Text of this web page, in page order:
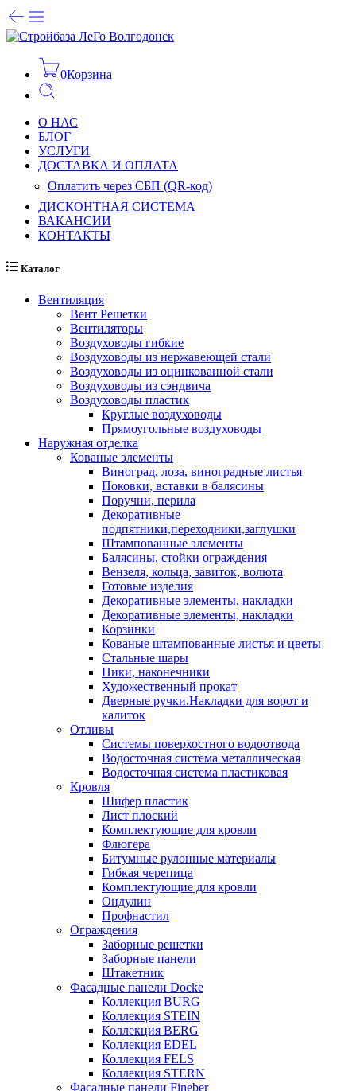
0Корзина
О НАС
БЛОГ
УСЛУГИ
ДОСТАВКА И ОПЛАТА
Оплатить через СБП (QR-код)
ДИСКОНТНАЯ СИСТЕМА
ВАКАНСИИ
КОНТАКТЫ
Каталог
Вентиляция
Вент Решетки
Вентиляторы
Воздуховоды гибкие
Воздуховоды из нержавеющей стали
Воздуховоды из оцинкованной стали
Воздуховоды из сэндвича
Воздуховоды пластик
Круглые воздуховоды
Прямоугольные воздуховоды
Наружная отделка
Кованые элементы
Виноград, лоза, виноградные листья
Поковки, вставки в балясины
Поручни, перила
Декоративные
подпятники,переходники,заглушки
Штампованные элементы
Балясины, стойки ограждения
Вензеля, кольца, завиток, волюта
Готовые изделия
Декоративные элементы, накладки
Декоративные элементы, накладки
Корзинки
Кованые штампованные листья и цветы
Стальные шары
Пики, наконечники
Художественный прокат
Дверные ручки.Накладки для ворот и
калиток
Отливы
Системы поверхостного водоотвода
Водосточная система металлическая
Водосточная система пластиковая
Кровля
Шифер пластик
Лист плоский
Комплектующие для кровли
Флюгера
Битумные рулонные материалы
Гибкая черепица
Комплектующие для кровли
Ондулин
Профнастил
Ограждения
Заборные решетки
Заборные панели
Штакетник
Фасадные панели Docke
Коллекция BURG
Коллекция STEIN
Коллекция BERG
Коллекция EDEL
Коллекция FELS
Коллекция STERN
Фасадные панели Fineber